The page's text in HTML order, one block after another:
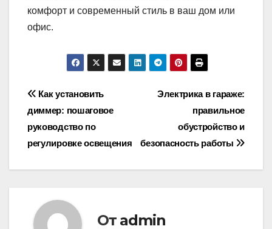
комфорт и современный стиль в ваш дом или
офис.
Навигация
по
записям
Электрика в гараже:
правильное
обустройство и
безопасность работы
Как установить
диммер: пошаговое
руководство по
регулировке освещения
От admin